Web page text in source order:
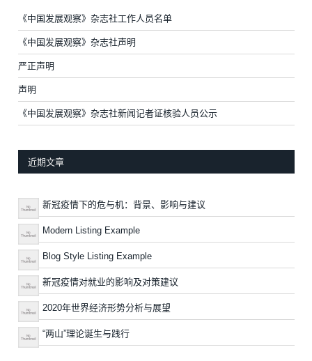
《中国发展观察》杂志社工作人员名单
《中国发展观察》杂志社声明
严正声明
声明
《中国发展观察》杂志社新闻记者证核验人员公示
近期文章
新冠疫情下的危与机：背景、影响与建议
Modern Listing Example
Blog Style Listing Example
新冠疫情对就业的影响及对策建议
2020年世界经济形势分析与展望
“两山”理论诞生与践行